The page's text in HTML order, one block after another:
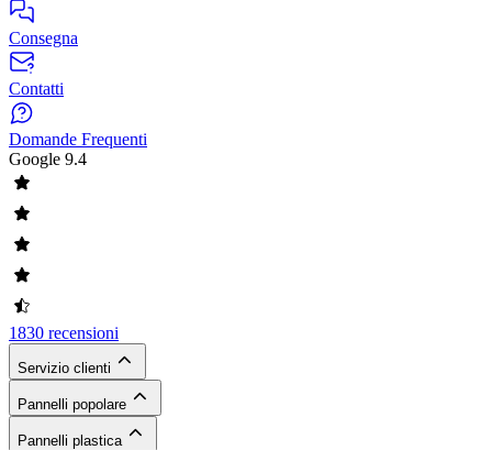
Consegna
Contatti
Domande Frequenti
Google 9.4
1830 recensioni
Servizio clienti
Pannelli popolare
Pannelli plastica